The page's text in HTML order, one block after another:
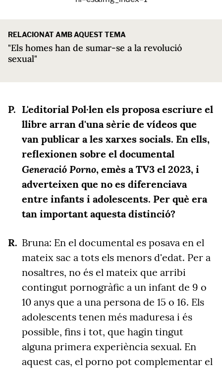
RELACIONAT AMB AQUEST TEMA
"Els homes han de sumar-se a la revolució
sexual"
L'editorial Pol·len els proposa escriure el
llibre arran d'una sèrie de vídeos que
van publicar a les xarxes socials. En ells,
reflexionen sobre el documental
Generació Porno, emès a TV3 el 2023, i
adverteixen que no es diferenciava
entre infants i adolescents. Per què era
tan important aquesta distinció?
Bruna: En el documental es posava en el
mateix sac a tots els menors d'edat. Per a
nosaltres, no és el mateix que arribi
contingut pornogràfic a un infant de 9 o
10 anys que a una persona de 15 o 16. Els
adolescents tenen més maduresa i és
possible, fins i tot, que hagin tingut
alguna primera experiència sexual. En
aquest cas, el porno pot complementar el